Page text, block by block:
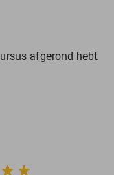
afgerond hebt